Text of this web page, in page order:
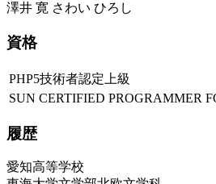
澤井 寛 さわい ひろし
資格
PHP5技術者認定上級
SUN CERTIFIED PROGRAMMER
履歴
愛知高等学校